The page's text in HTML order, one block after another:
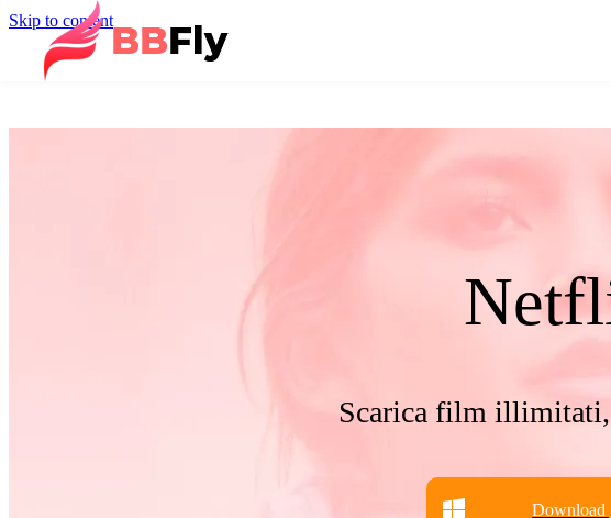
Skip to content
Scarica film
Download